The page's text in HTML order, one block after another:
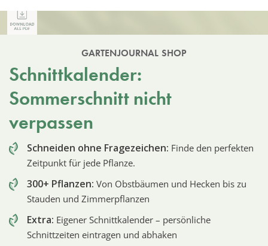
GARTENJOURNAL SHOP
Schnittkalender:
Sommerschnitt nicht
verpassen
Schneiden ohne Fragezeichen: Finde den perfekten
Zeitpunkt für jede Pflanze.
300+ Pflanzen: Von Obstbäumen und Hecken bis zu
Stauden und Zimmerpflanzen
Extra: Eigener Schnittkalender – persönliche
Schnittzeiten eintragen und abhaken